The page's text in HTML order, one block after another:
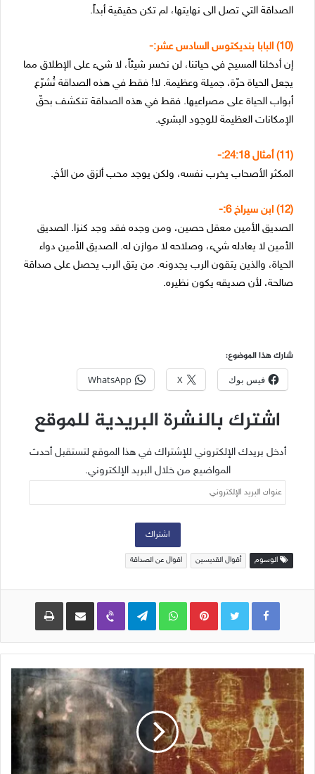
الصداقة التي تصل الى نهايتها، لم تكن حقيقية أبداً.
(10) البابا بنديكتوس السادس عشر:-
إن أدخلنا المسيح في حياتنا، لن نخسر شيئاً، لا شيء على الإطلاق مما
يجعل الحياة حرّة، جميلة وعظيمة. لا! فقط في هذه الصداقة تُشرّع
أبواب الحياة على مصراعيها. فقط في هذه الصداقة تنكشف بحقّ
الإمكانات العظيمة للوجود البشري.
(11) أمثال 24:18:-
المكثر الأصحاب يخرب نفسه، ولكن يوجد محب ألزق من الأخ.
(12) ابن سيراخ 6:-
الصديق الأمين معقل حصين، ومن وجده فقد وجد كنزا. الصديق
الأمين لا يعادله شيء، وصلاحه لا موازن له. الصديق الأمين دواء
الحياة، والذين يتقون الرب يجدونه. من يتق الرب يحصل على صداقة
صالحة، لأن صديقه يكون نظيره.
شارك هذا الموضوع:
فيس بوك X
WhatsApp
اشترك بالنشرة البريدية للموقع
أدخل بريدك الإلكتروني للإشتراك في هذا الموقع لتستقبل أحدث
المواضيع من خلال البريد الإلكتروني.
عنوان
البريد
اشتراك
الوسوم أقوال القديسين اقوال عن الصداقة
Pinterest
WhatsApp
Telegram
Viber مشاركة عبر البريد طباعة